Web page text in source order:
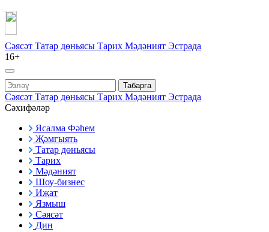
Сәясәт Татар дөньясы Тарих Мәдәният Эстрада
16+
Табарга
Сәясәт Татар дөньясы Тарих Мәдәният Эстрада
Сәхифәләр
Ясалма Фәһем
Җәмгыять
Татар дөньясы
Тарих
Мәдәният
Шоу-бизнес
Иҗат
Язмыш
Сәясәт
Дин